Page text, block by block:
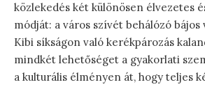
közlekedés két különösen élvezetes
módját: a város szívét behálózó bájos
Kibi síkságon való kerékpározás
mindkét lehetőséget a gyakorlati
a kulturális élményen át, hogy teljes